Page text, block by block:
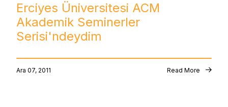
Erciyes Üniversitesi ACM
Akademik Seminerler
Serisi'ndeydim
Ara 07, 2011 Read More